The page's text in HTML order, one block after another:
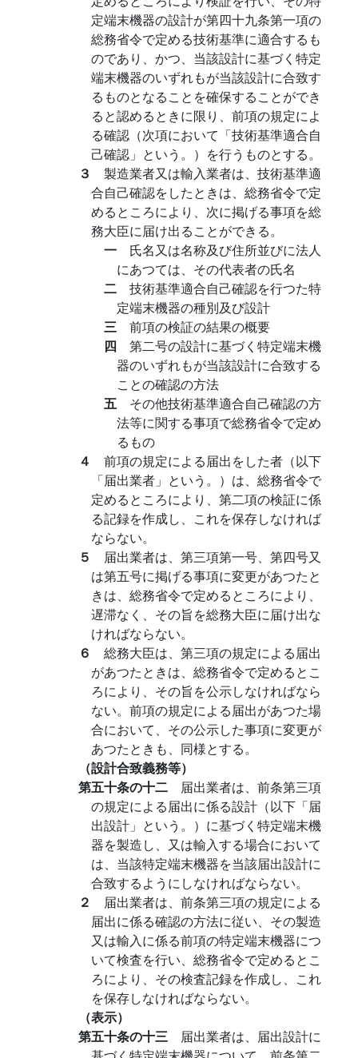
定端末機器の設計が第四十九条第一項の
総務省令で定める技術基準に適合するも
のであり、かつ、当該設計に基づく特定
端末機器のいずれもが当該設計に合致す
るものとなることを確保することができ
ると認めるときに限り、前項の規定によ
る確認（次項において「技術基準適合自
己確認」という。）を行うものとする。
３ 製造業者又は輸入業者は、技術基準適
合自己確認をしたときは、総務省令で定
めるところにより、次に掲げる事項を総
務大臣に届け出ることができる。
一 氏名又は名称及び住所並びに法人
にあつては、その代表者の氏名
二 技術基準適合自己確認を行つた特
定端末機器の種別及び設計
三 前項の検証の結果の概要
四 第二号の設計に基づく特定端末機
器のいずれもが当該設計に合致する
ことの確認の方法
五 その他技術基準適合自己確認の方
法等に関する事項で総務省令で定め
るもの
４ 前項の規定による届出をした者（以下
「届出業者」という。）は、総務省令で
定めるところにより、第二項の検証に係
る記録を作成し、これを保存しなければ
ならない。
５ 届出業者は、第三項第一号、第四号又
は第五号に掲げる事項に変更があつたと
きは、総務省令で定めるところにより、
遅滞なく、その旨を総務大臣に届け出な
ければならない。
６ 総務大臣は、第三項の規定による届出
があつたときは、総務省令で定めるとこ
ろにより、その旨を公示しなければなら
ない。前項の規定による届出があつた場
合において、その公示した事項に変更が
あつたときも、同様とする。
（設計合致義務等）
第五十条の十二 届出業者は、前条第三項
の規定による届出に係る設計（以下「届
出設計」という。）に基づく特定端末機
器を製造し、又は輸入する場合において
は、当該特定端末機器を当該届出設計に
合致するようにしなければならない。
２ 届出業者は、前条第三項の規定による
届出に係る確認の方法に従い、その製造
又は輸入に係る前項の特定端末機器につ
いて検査を行い、総務省令で定めるとこ
ろにより、その検査記録を作成し、これ
を保存しなければならない。
（表示）
第五十条の十三 届出業者は、届出設計に